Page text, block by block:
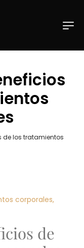
de los tratamientos
corporales,
de